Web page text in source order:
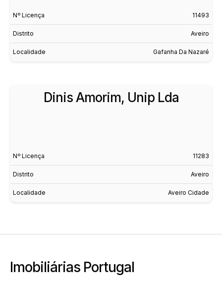
Nº Licença 11493
Distrito Aveiro
Localidade Gafanha Da Nazaré
Dinis Amorim, Unip Lda
Nº Licença 11283
Distrito Aveiro
Localidade Aveiro Cidade
Imobiliárias Portugal